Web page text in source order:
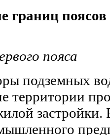
границ
пояса
подземных
территории
застройки.